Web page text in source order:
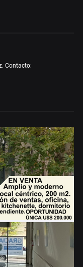
Contacto: